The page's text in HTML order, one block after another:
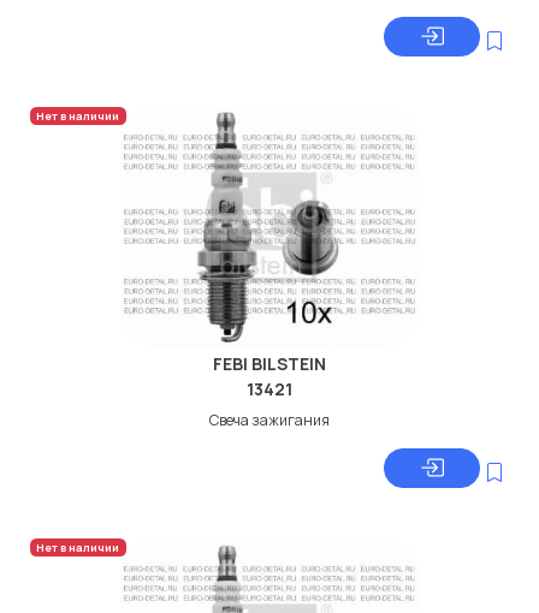
Нет в наличии
FEBI BILSTEIN
13421
Свеча зажигания
Нет в наличии